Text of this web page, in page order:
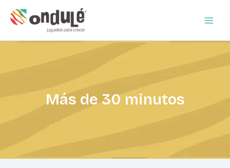
Más de 30 minutos
por: